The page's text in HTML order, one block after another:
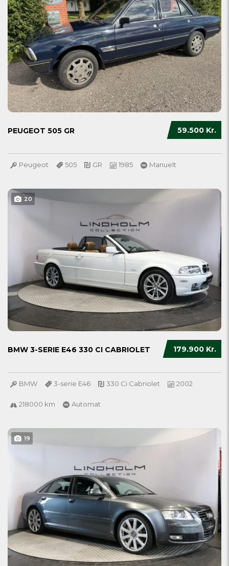
59.500 Kr.
PEUGEOT 505 GR
Peugeot 505 GR 1985 Manuelt
20
179.900 Kr.
BMW 3-SERIE E46 330 CI CABRIOLET
BMW 3-serie E46 330 Ci Cabriolet 2002
218000 km Automat
19